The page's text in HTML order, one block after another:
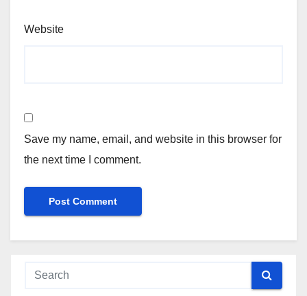
Website
Save my name, email, and website in this browser for
the next time I comment.